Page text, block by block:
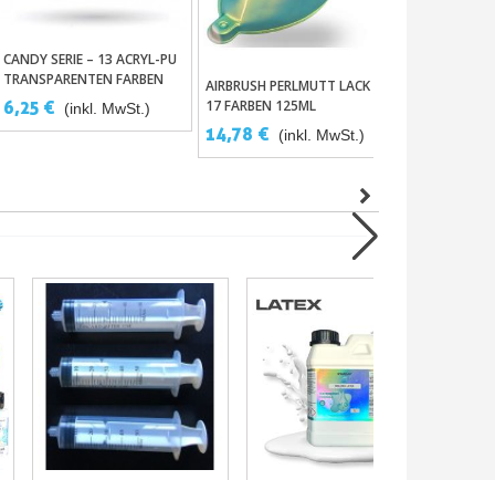
In Den Warenkorb
CANDY SERIE – 13 ACRYL-PU
TRANSPARENTEN FARBEN
FÜR AIRBRUSHPISTOLE
6,25 € (inkl. MwSt.)
In Den Warenkorb
AIRBRUSH PERLMUTT LACK
17 FARBEN 125ML
14,78 € (inkl. MwSt.)